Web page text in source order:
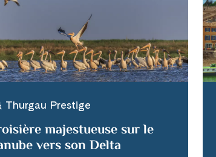
per E-Mail senden
Thurgau Prestige
majestueuse sur le
vers son Delta